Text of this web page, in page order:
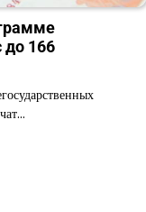
до 166